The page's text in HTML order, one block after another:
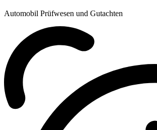
Automobil Prüfwesen und Gutachten